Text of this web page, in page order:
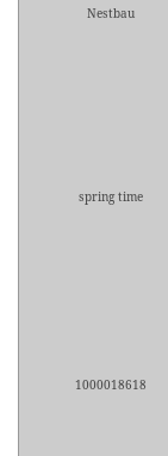
Nestbau
spring time
1000018618